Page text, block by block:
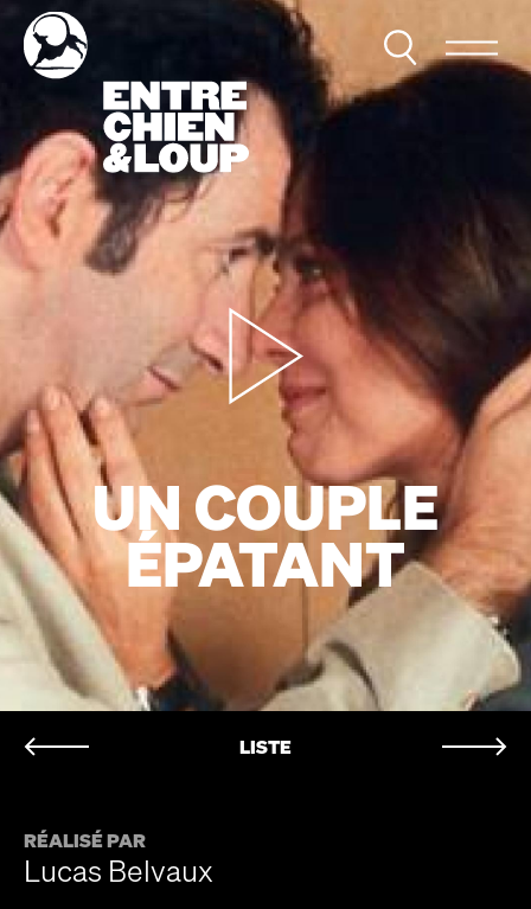
UN COUPLE
ÉPATANT
LISTE
RÉALISÉ PAR
Lucas Belvaux